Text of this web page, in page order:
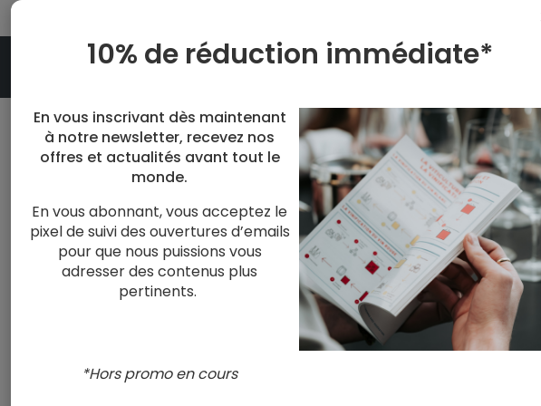
N°1
Accueil Panier
Mon Panier
Aucun article dans votre panier.
10% de réduction immédiate*
En vous inscrivant dès maintenant
à notre newsletter, recevez nos
offres et actualités avant tout le
monde.
En vous abonnant, vous acceptez le
pixel de suivi des ouvertures d’emails
pour que nous puissions vous
adresser des contenus plus
pertinents.
*Hors promo en cours